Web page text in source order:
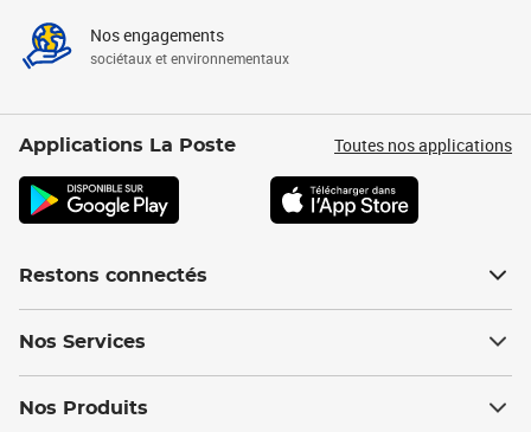
Nos engagements
sociétaux et environnementaux
Applications La Poste Toutes nos applications
Restons connectés
Nos Services
Nos Produits